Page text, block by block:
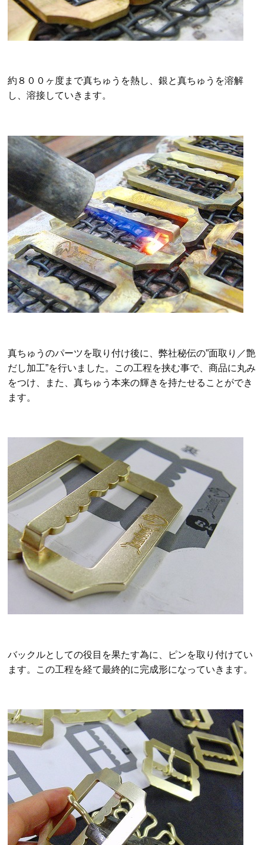
約８００ヶ度まで真ちゅうを熱し、銀と真ちゅうを溶解
し、溶接していきます。
真ちゅうのパーツを取り付け後に、弊社秘伝の”面取り／艶
だし加工”を行いました。この工程を挟む事で、商品に丸み
をつけ、また、真ちゅう本来の輝きを持たせることができ
ます。
バックルとしての役目を果たす為に、ピンを取り付けてい
ます。この工程を経て最終的に完成形になっていきます。